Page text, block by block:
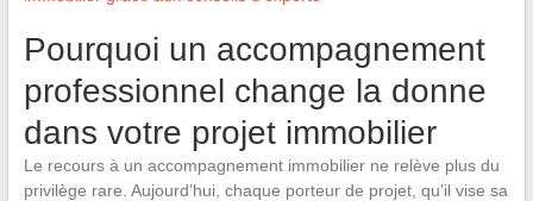
Pourquoi un accompagnement
professionnel change la donne
dans votre projet immobilier
Le recours à un accompagnement immobilier ne relève plus du
privilège rare. Aujourd’hui, chaque porteur de projet, qu’il vise sa